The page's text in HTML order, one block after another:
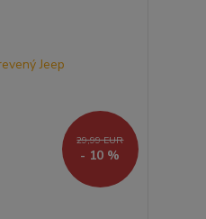
29,99 EUR
- 10 %